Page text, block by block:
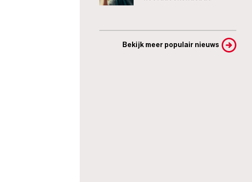
Bekijk meer populair nieuws